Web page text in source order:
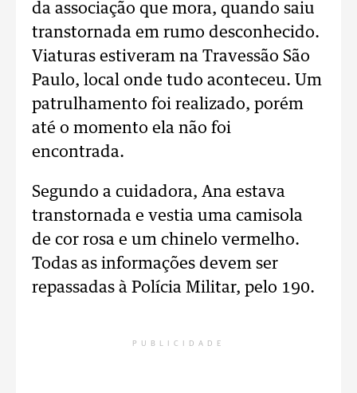
da associação que mora, quando saiu
transtornada em rumo desconhecido.
Viaturas estiveram na Travessão São
Paulo, local onde tudo aconteceu. Um
patrulhamento foi realizado, porém
até o momento ela não foi
encontrada.
Segundo a cuidadora, Ana estava
transtornada e vestia uma camisola
de cor rosa e um chinelo vermelho.
Todas as informações devem ser
repassadas à Polícia Militar, pelo 190.
PUBLICIDADE